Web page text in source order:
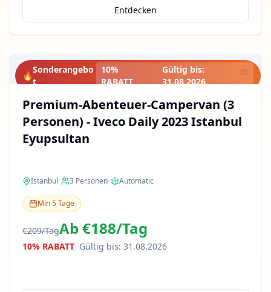
Entdecken
🔥
Sonderangebo
t
10%
RABATT
Gültig bis:
31.08.2026
Premium-Abenteuer-Campervan (3
Personen) - Iveco Daily 2023 Istanbul
Eyupsultan
Istanbul• 3 Personen• Automatic
Min5Tage
€209/TagAb €188/Tag
10% RABATT Gültig bis: 31.08.2026